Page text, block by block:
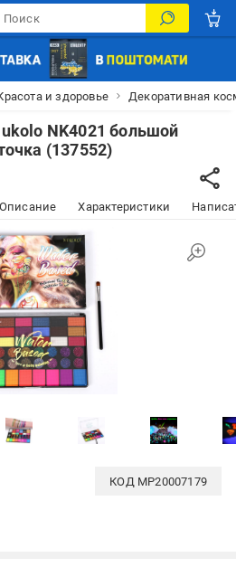
и здоровье Декоративная
NK4021 большой
(137552)
Описание Характеристики
КОД MP20007179